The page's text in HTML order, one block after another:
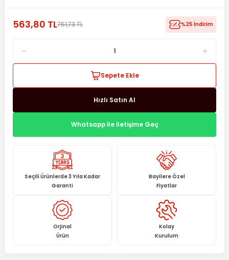
563,80 TL751,73 TL %25 İndirim
Sepete Ekle
Hızlı Satın Al
Whatsapp İle İletişime Geç
Seçili Ürünlerde 3 Yıla Kadar
Garanti
Bayilere Özel
Fiyatlar
Orjinal
Ürün
Kolay
Kurulum